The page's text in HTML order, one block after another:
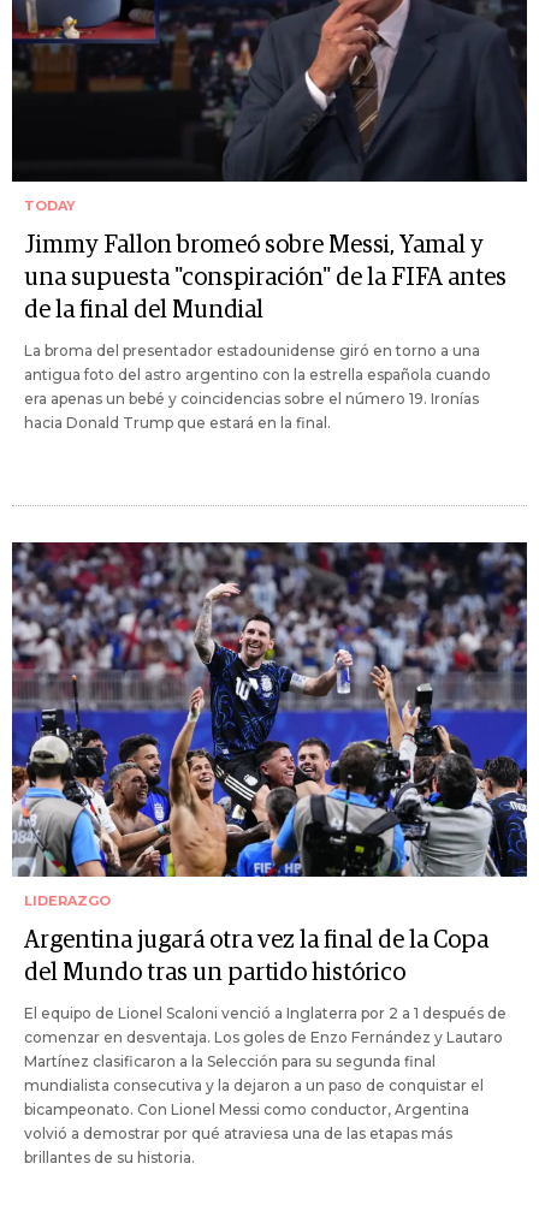
TODAY
Jimmy Fallon bromeó sobre Messi, Yamal y
una supuesta "conspiración" de la FIFA antes
de la final del Mundial
La broma del presentador estadounidense giró en torno a una
antigua foto del astro argentino con la estrella española cuando
era apenas un bebé y coincidencias sobre el número 19. Ironías
hacia Donald Trump que estará en la final.
LIDERAZGO
Argentina jugará otra vez la final de la Copa
del Mundo tras un partido histórico
El equipo de Lionel Scaloni venció a Inglaterra por 2 a 1 después de
comenzar en desventaja. Los goles de Enzo Fernández y Lautaro
Martínez clasificaron a la Selección para su segunda final
mundialista consecutiva y la dejaron a un paso de conquistar el
bicampeonato. Con Lionel Messi como conductor, Argentina
volvió a demostrar por qué atraviesa una de las etapas más
brillantes de su historia.